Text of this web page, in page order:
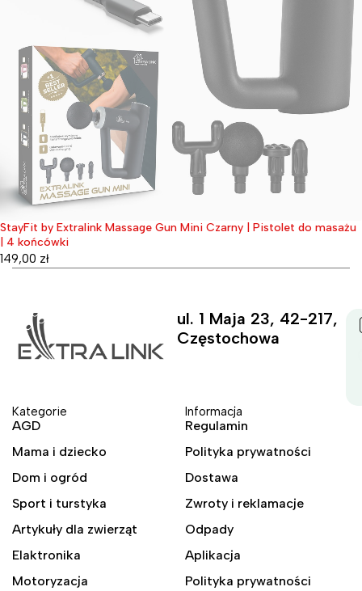
Wyprzedane
StayFit by Extralink Massage Gun Mini Czarny | Pistolet do masażu
| 4 końcówki
149,00 zł
ul. 1 Maja 23, 42-217,
Częstochowa
Kategorie
AGD
Mama i dziecko
Dom i ogród
Sport i turstyka
Artykuły dla zwierząt
Elaktronika
Motoryzacja
Informacja
Regulamin
Polityka prywatności
Dostawa
Zwroty i reklamacje
Odpady
Aplikacja
Polityka prywatności